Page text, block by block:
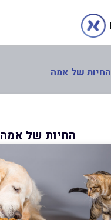
החיות של אמה
החיות של אמה